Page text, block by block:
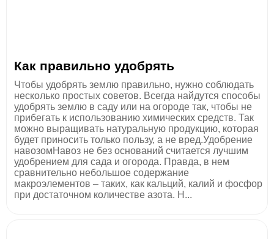
Как правильно удобрять
Чтобы удобрять землю правильно, нужно соблюдать
несколько простых советов. Всегда найдутся способы
удобрять землю в саду или на огороде так, чтобы не
прибегать к использованию химических средств. Так
можно выращивать натуральную продукцию, которая
будет приносить только пользу, а не вред.Удобрение
навозомНавоз не без оснований считается лучшим
удобрением для сада и огорода. Правда, в нем
сравнительно небольшое содержание
макроэлементов – таких, как кальций, калий и фосфор
при достаточном количестве азота. Н...